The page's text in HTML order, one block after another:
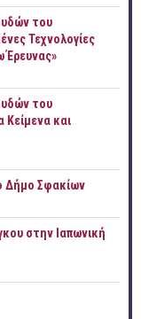
του
Τεχνολογίες
Έρευνας»
του
Κείμενα και
Δήμο Σφακίων
στην Ιαπωνική